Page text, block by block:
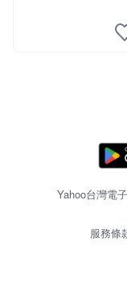
Yahoo台灣電
服務條